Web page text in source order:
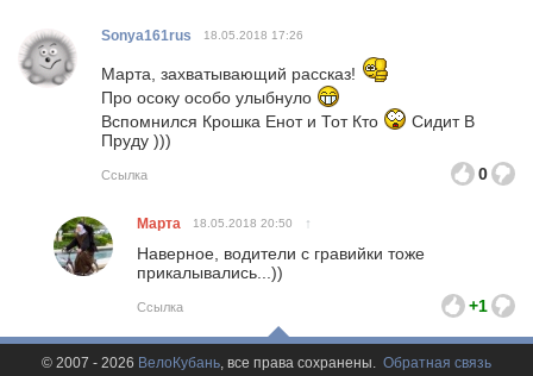
Sonya161rus 18.05.2018 17:26
Марта, захватывающий рассказ!
Про осоку особо улыбнуло
Вспомнился Крошка Енот и Тот Кто
Сидит В
Пруду )))
Ссылка 0
Марта 18.05.2018 20:50 ↑
Наверное, водители с гравийки тоже
прикалывались...))
Ссылка +1
© 2007 - 2026 ВелоКубань, все права сохранены. Обратная связь